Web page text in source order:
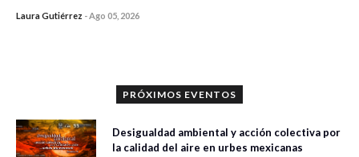
Laura Gutiérrez -Ago 05, 2026
PRÓXIMOS EVENTOS
Desigualdad ambiental y acción colectiva por
la calidad del aire en urbes mexicanas